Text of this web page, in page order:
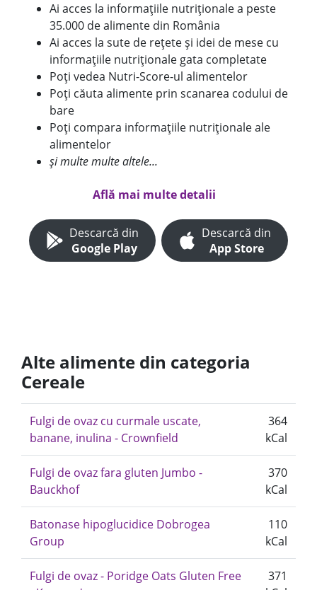
Ai acces la informațiile nutriționale a peste
35.000 de alimente din România
Ai acces la sute de rețete și idei de mese cu
informațiile nutriționale gata completate
Poți vedea Nutri-Score-ul alimentelor
Poți căuta alimente prin scanarea codului de
bare
Poți compara informațiile nutriționale ale
alimentelor
și multe multe altele...
Află mai multe detalii
Descarcă din
Google Play
Descarcă din
App Store
Alte alimente din categoria
Cereale
Fulgi de ovaz cu curmale uscate,
banane, inulina - Crownfield
364
kCal
Fulgi de ovaz fara gluten Jumbo -
Bauckhof
370
kCal
Batonase hipoglucidice Dobrogea
Group
110
kCal
Fulgi de ovaz - Poridge Oats Gluten Free
371